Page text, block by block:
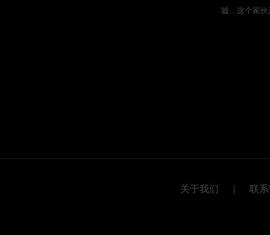
嘘…这个家伙
关于我们 | 联